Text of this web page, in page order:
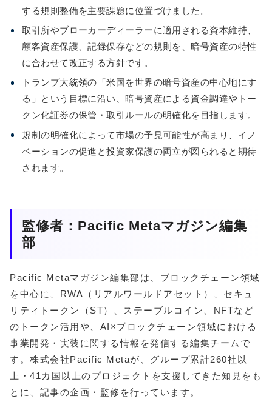
する規則整備を主要課題に位置づけました。
取引所やブローカーディーラーに適用される資本維持、
顧客資産保護、記録保存などの規則を、暗号資産の特性
に合わせて改正する方針です。
トランプ大統領の「米国を世界の暗号資産の中心地にす
る」という目標に沿い、暗号資産による資金調達やトー
クン化証券の保管・取引ルールの明確化を目指します。
規制の明確化によって市場の予見可能性が高まり、イノ
ベーションの促進と投資家保護の両立が図られると期待
されます。
監修者：Pacific Metaマガジン編集
部
Pacific Metaマガジン編集部は、ブロックチェーン領域
を中心に、RWA（リアルワールドアセット）、セキュ
リティトークン（ST）、ステーブルコイン、NFTなど
のトークン活用や、AI×ブロックチェーン領域における
事業開発・実装に関する情報を発信する編集チームで
す。株式会社Pacific Metaが、グループ累計260社以
上・41カ国以上のプロジェクトを支援してきた知見をも
とに、記事の企画・監修を行っています。